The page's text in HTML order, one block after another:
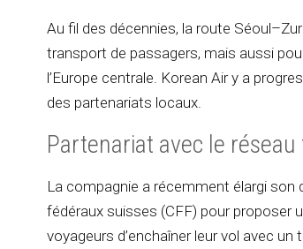
Au fil des décennies, la route
transport de passagers, mais aussi
l’Europe centrale. Korean Air y a
des partenariats locaux.
Partenariat avec le
La compagnie a récemment élargi son
fédéraux suisses (CFF) pour proposer
voyageurs d’enchaîner leur vol avec